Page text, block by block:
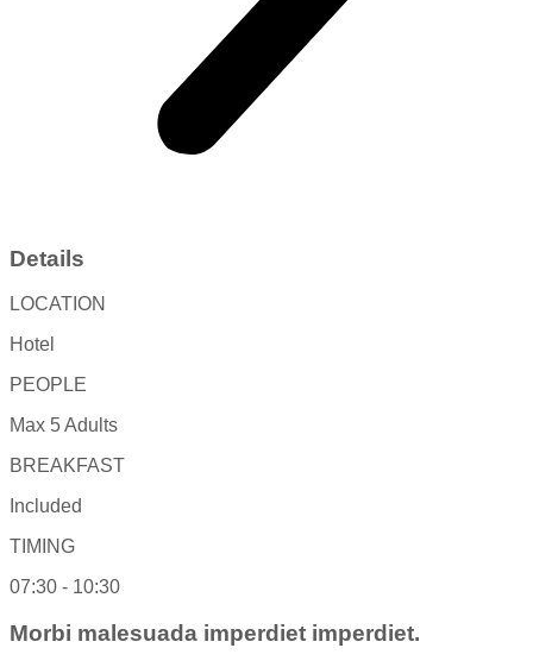
Details
LOCATION
Hotel
PEOPLE
Max 5 Adults
BREAKFAST
Included
TIMING
07:30 - 10:30
Morbi malesuada imperdiet imperdiet.